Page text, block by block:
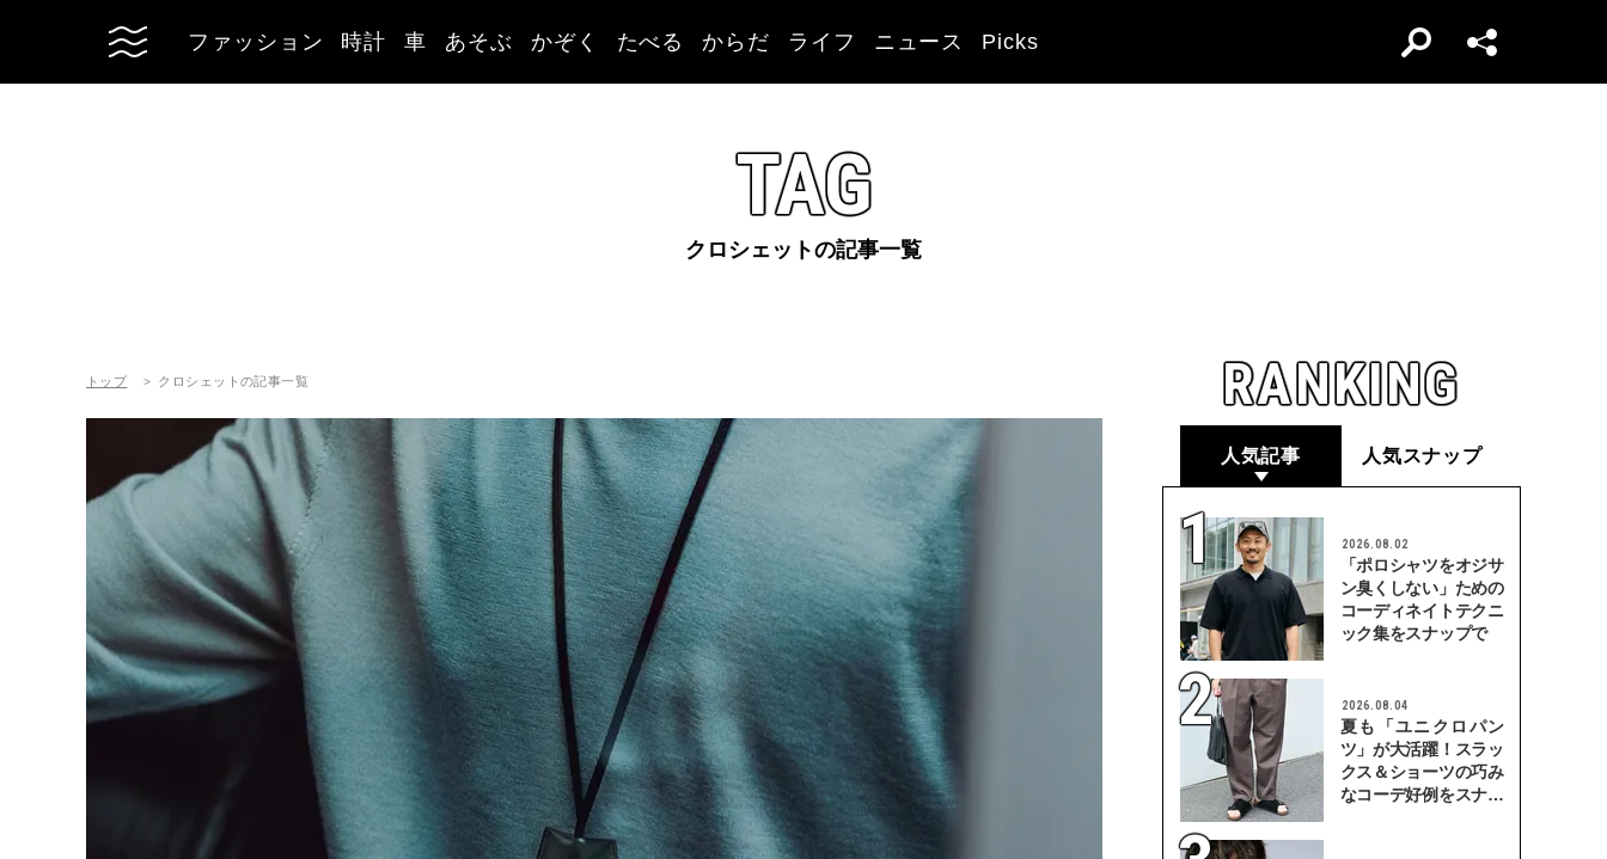
ファッション 時計 車 あそぶ かぞく たべる からだ ライフ ニュース Picks
TAG
クロシェットの記事一覧
トップ クロシェットの記事一覧 RANKING
人気記事 人気スナップ
2026.08.02
「ポロシャツをオジサ
ン臭くしない」ための
コーディネイトテクニ
ック集をスナップで
2026.08.04
夏も「ユニクロパン
ツ」が大活躍！スラッ
クス＆ショーツの巧み
なコーデ好例をスナッ